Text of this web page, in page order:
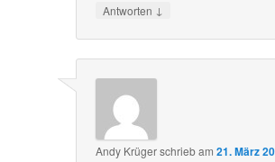
Antworten ↓
Andy Krügerschriebam21. März